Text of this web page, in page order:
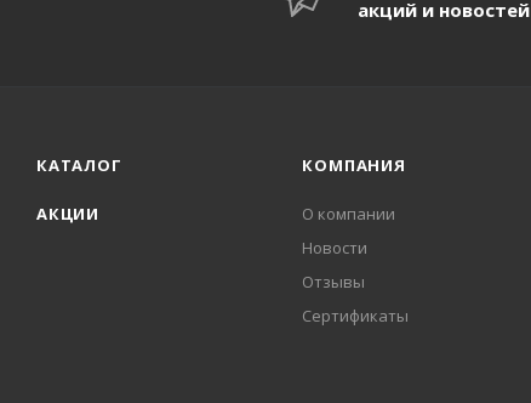
акций и новостей
КАТАЛОГ
АКЦИИ
КОМПАНИЯ
О компании
Новости
Отзывы
Сертификаты